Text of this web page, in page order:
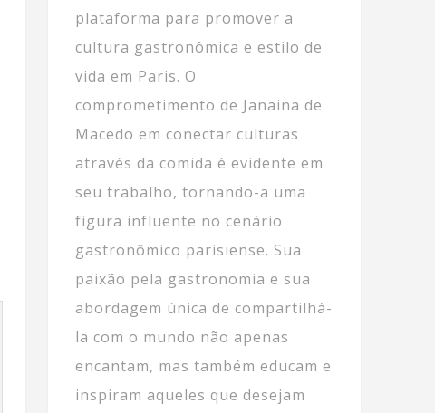
plataforma para promover a
cultura gastronômica e estilo de
vida em Paris. O
comprometimento de Janaina de
Macedo em conectar culturas
através da comida é evidente em
seu trabalho, tornando-a uma
figura influente no cenário
gastronômico parisiense. Sua
paixão pela gastronomia e sua
abordagem única de compartilhá-
la com o mundo não apenas
encantam, mas também educam e
inspiram aqueles que desejam